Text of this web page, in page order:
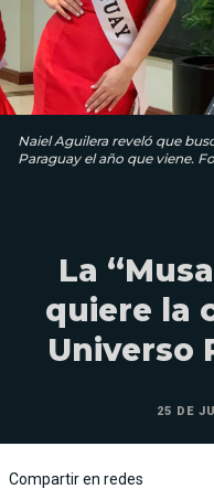
Naiel Aguilera reveló que
Paraguay el año que viene.
La
quiere la
Universo
25 DE
Compartir en redes